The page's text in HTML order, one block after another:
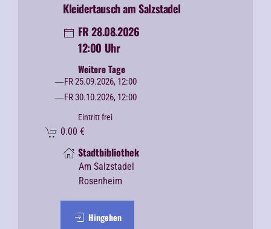
Kleidertausch am Salzstadel
FR 28.08.2026
12:00 Uhr
Weitere Tage
FR 25.09.2026, 12:00
FR 30.10.2026, 12:00
Eintritt frei
0.00 €
Stadtbibliothek
Am Salzstadel
Rosenheim
Hingehen